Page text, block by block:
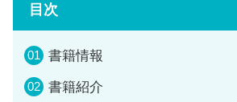
目次
書籍情報
書籍紹介